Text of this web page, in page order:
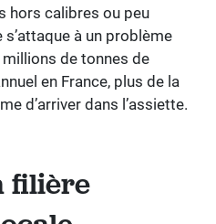
hors calibres ou peu
à un problème
de tonnes de
en France, plus de la
d’arriver dans l’assiette.
filière